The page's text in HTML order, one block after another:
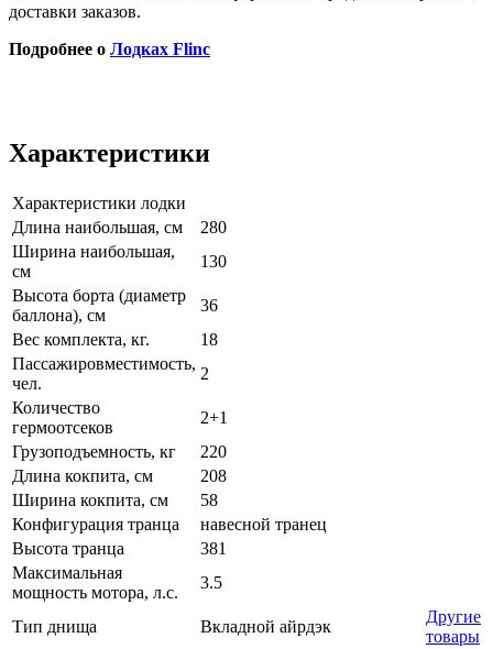
доставки заказов.
Подробнее о Лодках Flinc
Характеристики
Характеристики лодки
Длина наибольшая, см
280
Ширина наибольшая,
см
130
Высота борта (диаметр
баллона), см
36
Вес комплекта, кг.
18
Пассажировместимость,
чел.
2
Количество
гермоотсеков
2+1
Грузоподъемность, кг
220
Длина кокпита, см
208
Ширина кокпита, см
58
Конфигурация транца
навесной транец
Высота транца
381
Максимальная
мощность мотора, л.с.
3.5
Тип днища Вкладной айрдэк
Другие
товары